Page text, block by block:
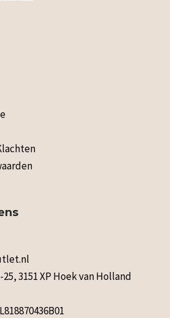
3151 XP Hoek van Holland